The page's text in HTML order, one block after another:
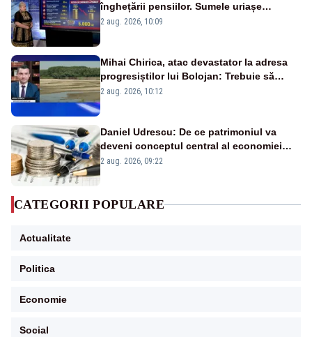
înghețării pensiilor. Sumele uriașe
pierdute de fiecare român
2 aug. 2026, 10:09
Mihai Chirica, atac devastator la adresa
progresiștilor lui Bolojan: Trebuie să
protejăm și natura, dar nu șținem omaneii
2 aug. 2026, 10:12
Daniel Udrescu: De ce patrimoniul va
deveni conceptul central al economiei
viitoare?
2 aug. 2026, 09:22
CATEGORII POPULARE
Actualitate
Politica
Economie
Social